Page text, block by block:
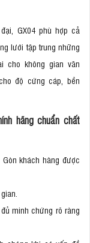
GX04 phù hợp cả
lưới tập trung những
cho không gian văn
độ cứng cáp, bền
hãng chuẩn chất
khách hàng được
minh chứng rõ ràng